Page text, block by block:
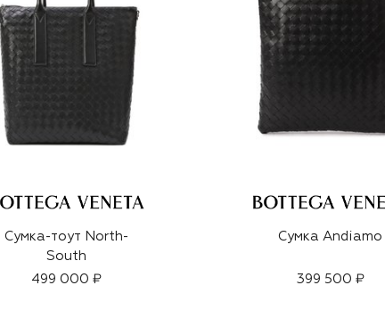
Сумка-тоут North-
South
499 000 ₽
Сумка Andiamo
399 500 ₽